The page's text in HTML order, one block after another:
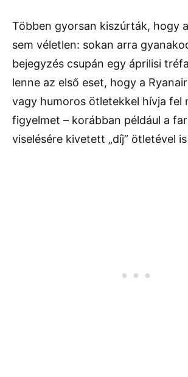
Többen gyorsan kiszúrták, hogy
sem véletlen: sokan arra
bejegyzés csupán egy áprilisi
lenne az első eset, hogy a
vagy humoros ötletekkel hívja fel
figyelmet – korábban például a
viselésére kivetett „díj” ötletével